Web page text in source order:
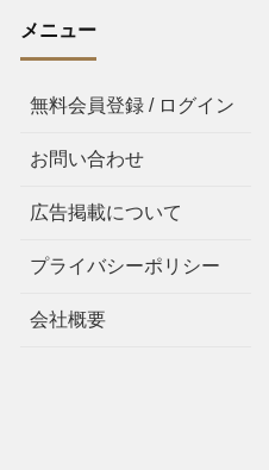
メニュー
無料会員登録 / ログイン
お問い合わせ
広告掲載について
プライバシーポリシー
会社概要